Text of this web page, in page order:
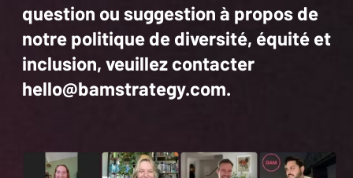
question ou suggestion à propos de
notre politique de diversité, équité et
inclusion, veuillez contacter
hello@bamstrategy.com.